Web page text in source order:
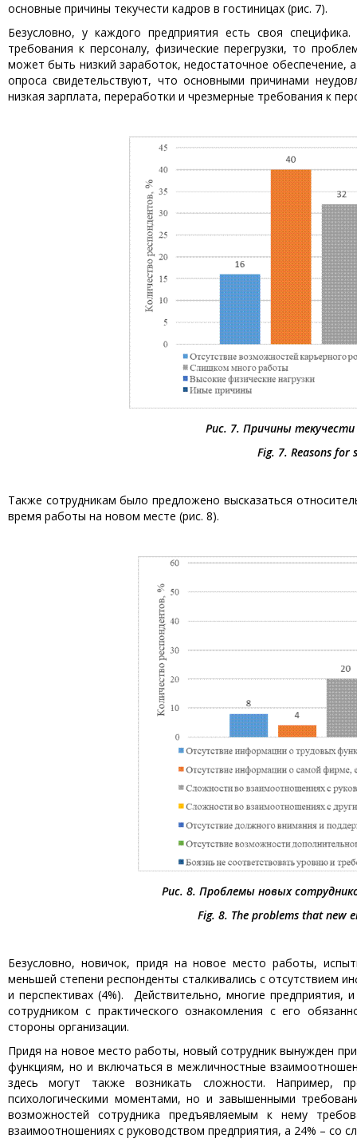
основные причины текучести кадров в гостиницах (рис. 7).
Безусловно, у каждого предприятия есть своя
требования к персоналу, физические перегрузки, то
может быть низкий заработок, недостаточное обеспечение,
опроса свидетельствуют, что основными причинами
низкая зарплата, переработки и чрезмерные требования к
Рис. 7. Причины
Fig. 7. Reasons
Также сотрудникам было предложено высказаться
время работы на новом месте (рис. 8).
Рис. 8. Проблемы новых
Fig. 8. The problems that new
Безусловно, новичок, придя на новое место работы,
меньшей степени респонденты сталкивались с отсутствием
и перспективах (4%). Действительно, многие
сотрудником с практического ознакомления с его
стороны организации.
Придя на новое место работы, новый сотрудник вынужден
функциям, но и включаться в межличностные
здесь могут также возникать сложности. Например,
психологическими моментами, но и завышенными
возможностей сотрудника предъявляемым к нему
взаимоотношениях с руководством предприятия, а 24% – со